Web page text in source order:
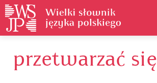
Historia słownika
przetwarzać się